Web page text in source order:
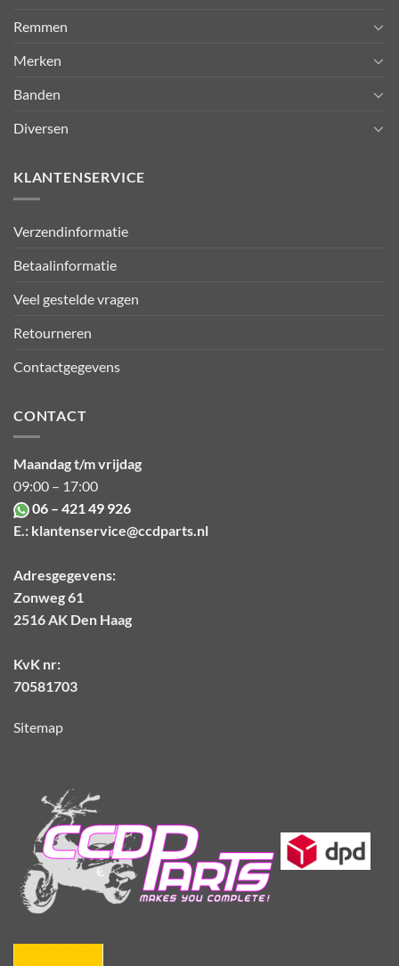
Remmen
Merken
Banden
Diversen
KLANTENSERVICE
Verzendinformatie
Betaalinformatie
Veel gestelde vragen
Retourneren
Contactgegevens
CONTACT
Maandag t/m vrijdag
09:00 – 17:00
06 – 421 49 926
E.: klantenservice@ccdparts.nl
Adresgegevens:
Zonweg 61
2516 AK Den Haag
KvK nr:
70581703
Sitemap